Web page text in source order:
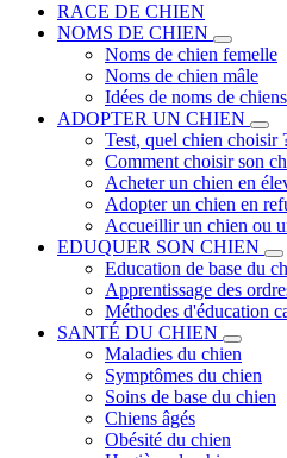
RACE DE CHIEN
NOMS DE CHIEN
Noms de chien femelle
Noms de chien mâle
Idées de noms de chiens
ADOPTER UN CHIEN
Test, quel chien choisir
Comment choisir son
Acheter un chien en
Adopter un chien en
Accueillir un chien ou
EDUQUER SON CHIEN
Education de base du
Apprentissage des
Méthodes d'éducation
SANTÉ DU CHIEN
Maladies du chien
Symptômes du chien
Soins de base du chien
Chiens âgés
Obésité du chien